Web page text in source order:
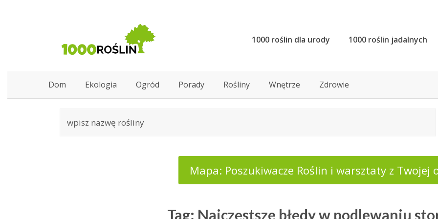
1000 roślin dla urody 1000 roślin jadalnych
Dom Ekologia Ogród Porady Rośliny Wnętrze Zdrowie
Mapa: Poszukiwacze Roślin i warsztaty z Twojej
Tag: Najczęstsze błędy w podlewaniu